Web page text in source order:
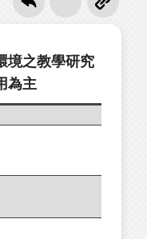
境之教學研究
為主